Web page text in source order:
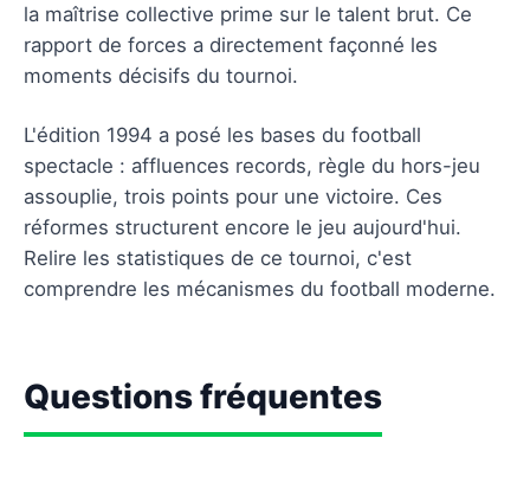
la maîtrise collective prime sur le talent brut. Ce
rapport de forces a directement façonné les
moments décisifs du tournoi.
L'édition 1994 a posé les bases du football
spectacle : affluences records, règle du hors-jeu
assouplie, trois points pour une victoire. Ces
réformes structurent encore le jeu aujourd'hui.
Relire les statistiques de ce tournoi, c'est
comprendre les mécanismes du football moderne.
Questions fréquentes